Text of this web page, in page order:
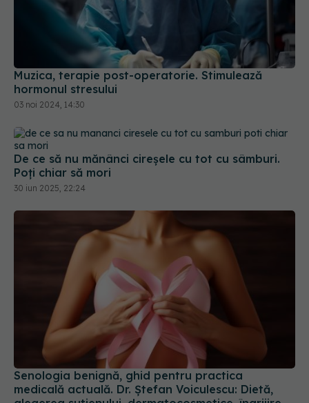
Muzica, terapie post-operatorie. Stimulează
hormonul stresului
03 noi 2024, 14:30
De ce să nu mănânci cireșele cu tot cu sâmburi.
Poți chiar să mori
30 iun 2025, 22:24
Senologia benignă, ghid pentru practica
medicală actuală. Dr. Ștefan Voiculescu: Dietă,